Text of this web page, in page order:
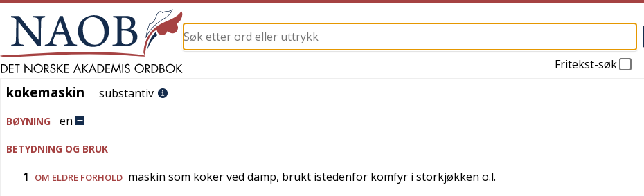
Fritekst-søk
kokemaskin
kokemaskin substantiv
BØYNING en
BETYDNING OG BRUK
1 OM ELDRE FORHOLD maskin som koker ved damp, brukt istedenfor komfyr i storkjøkken o.l.